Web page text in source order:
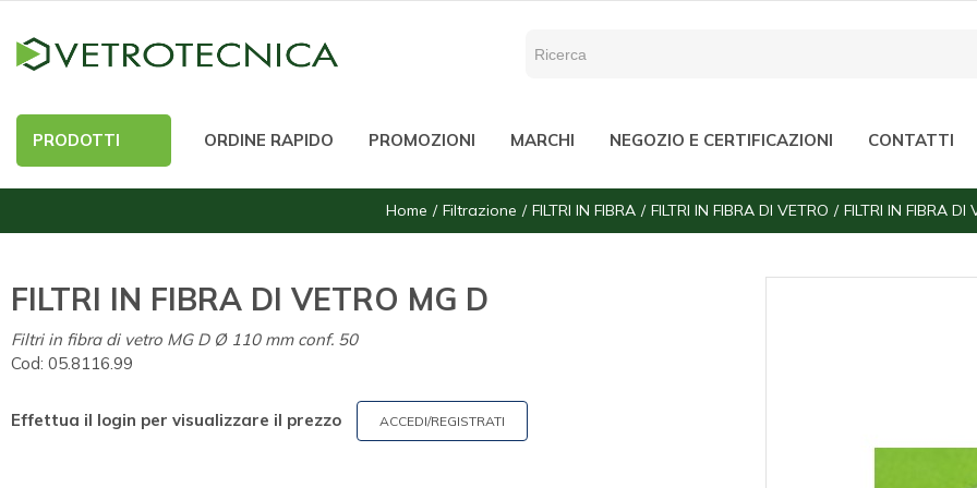
PRODOTTI ORDINE RAPIDO PROMOZIONI MARCHI NEGOZIO E CERTIFICAZIONI CONTATTI
Home Filtrazione FILTRI IN FIBRA FILTRI IN FIBRA DI VETRO FILTRI IN FIBRA DI
FILTRI IN FIBRA DI VETRO MG D
Filtri in fibra di vetro MG D Ø 110 mm conf. 50
Cod: 05.8116.99
Effettua il login per visualizzare il prezzo ACCEDI/REGISTRATI